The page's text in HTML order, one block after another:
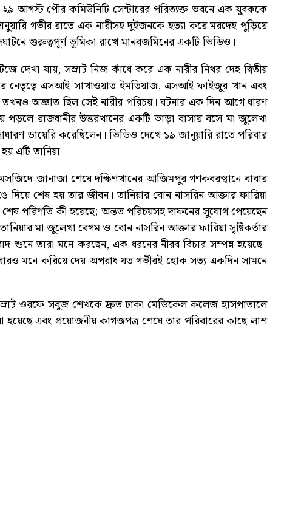
আগস্ট পৌর কমিউনিটি সেন্টারের পরিত্যক্ত ভবনে এক যুবককে
গভীর রাতে এক নারীসহ দুইজনকে হত্যা করে মরদেহ পুড়িয়ে
গুরুত্বপূর্ণ ভূমিকা রাখে মানবজমিনের একটি ভিডিও।
দেখা যায়, সম্রাট নিজ কাঁধে করে এক নারীর নিথর দেহ দ্বিতীয়
নেতৃত্বে এসআই সাখাওয়াত ইমতিয়াজ, এসআই ফাইজুর খান এবং
তখনও অজ্ঞাত ছিল সেই নারীর পরিচয়। ঘটনার এক দিন আগে ধারণ
রাজধানীর উত্তরখানের একটি ভাড়া বাসায় বসে মা জুলেখা
ডায়েরি করেছিলেন। ভিডিও দেখে ১৯ জানুয়ারি রাতে পরিবার
এটি তানিয়া।
জানাজা শেষে দক্ষিণখানের আজিমপুর গণকবরস্থানে বাবার
শেষ হয় তার জীবন। তানিয়ার বোন নাসরিন আক্তার ফারিয়া
পরিণতি কী হয়েছে; অন্তত পরিচয়সহ দাফনের সুযোগ পেয়েছেন
মা জুলেখা বেগম ও বোন নাসরিন আক্তার ফারিয়া সৃষ্টিকর্তার
শুনে তারা মনে করছেন, এক ধরনের নীরব বিচার সম্পন্ন হয়েছে।
মনে করিয়ে দেয় অপরাধ যত গভীরই হোক সত্য একদিন সামনে
ওরফে সবুজ শেখকে দ্রুত ঢাকা মেডিকেল কলেজ হাসপাতালে
এবং প্রয়োজনীয় কাগজপত্র শেষে তার পরিবারের কাছে লাশ